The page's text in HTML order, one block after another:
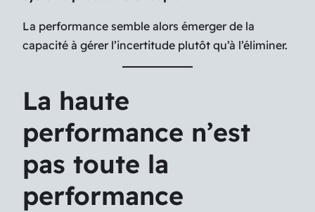
La performance semble alors émerger de la
capacité à gérer l’incertitude plutôt qu’à l’éliminer.
La haute
performance n’est
pas toute la
performance